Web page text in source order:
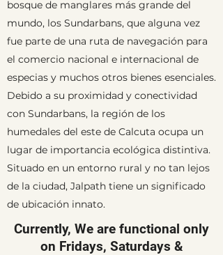
bosque de manglares más grande del
mundo, los Sundarbans, que alguna vez
fue parte de una ruta de navegación para
el comercio nacional e internacional de
especias y muchos otros bienes esenciales.
Debido a su proximidad y conectividad
con Sundarbans, la región de los
humedales del este de Calcuta ocupa un
lugar de importancia ecológica distintiva.
Situado en un entorno rural y no tan lejos
de la ciudad, Jalpath tiene un significado
de ubicación innato.
Currently, We are functional only
on Fridays, Saturdays &